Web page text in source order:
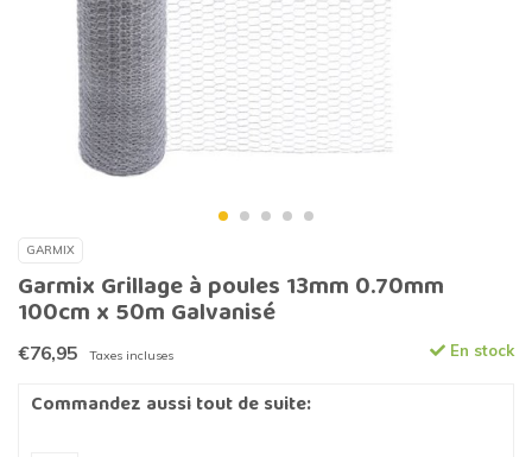
GARMIX
Garmix Grillage à poules 13mm 0.70mm
100cm x 50m Galvanisé
€76,95 Taxes incluses En stock
Commandez aussi tout de suite: